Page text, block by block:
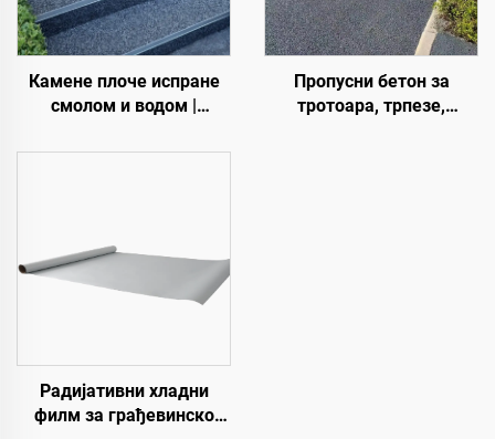
Камене плоче испране
смолом и водом |
кристални камен,
Пропусни бетон за
тротоара, трпезе,
Радијативни хладни
филм за грађевинско